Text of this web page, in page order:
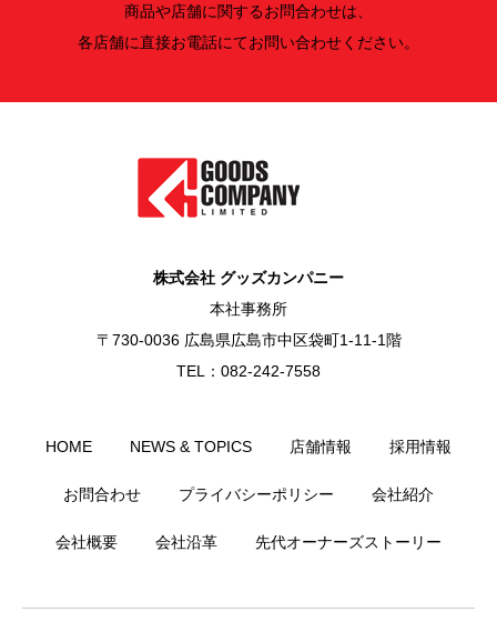
商品や店舗に関するお問合わせは、
各店舗に直接お電話にてお問い合わせください。
株式会社 グッズカンパニー
本社事務所
〒730-0036 広島県広島市中区袋町1-11-1階
TEL：082-242-7558
HOME NEWS & TOPICS 店舗情報 採用情報
お問合わせ プライバシーポリシー 会社紹介
会社概要 会社沿革 先代オーナーズストーリー